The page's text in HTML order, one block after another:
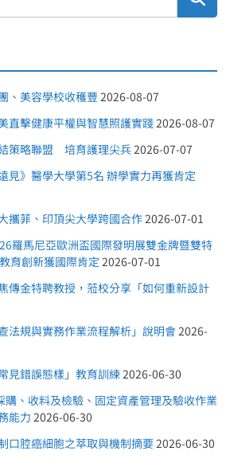
、美容學校收穫豐 2026-08-07
擊健康平權與智慧照護實踐2026-08-07
策略聯盟 培育護理尖兵2026-07-07
見》醫學大學第5名 辦學實力再獲肯定
菲、印頂尖大學跨國合作2026-07-01
羅馬尼亞歐洲盃國際發明展雙金牌暨雙特
育創新獲國際肯定 2026-07-01
傳金特聘教授，蒞校分享「如何重新設計
法規與實務作業流程解析」說明會2026-
見錯誤態樣」教育訓練2026-06-30
、收料及檢驗、固定資產管理及驗收作業
能力 2026-06-30
口腔癌細胞之萃取與機制摘要2026-06-30